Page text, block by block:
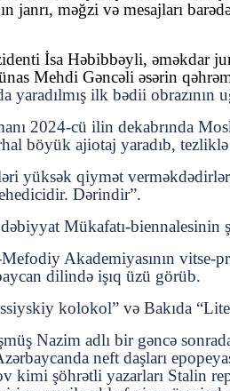
məğzi və mesajları
İsa Həbibbəyli, əməkdar
Mehdi Gəncəli əsərin
ilk bədii obrazının
2024-cü ilin dekabrında
böyük ajiotaj yaradıb,
yüksək qiymət
Dərindir”.
Mükafatı-biennalesinin
Akademiyasının vitse-
dilində işıq üzü görüb.
kolokol” və Bakıda
Nazim adlı bir gəncə
neft daşları
kimi şöhrətli yazarları Stalin